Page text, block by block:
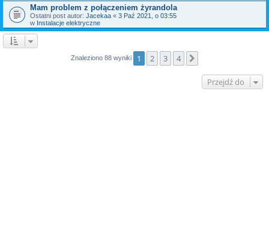
Mam problem z połączeniem żyrandola
Ostatni post autor: Jacekaa « 3 Paź 2021, o 03:55
w Instalacje elektryczne
Znaleziono 88 wyniki 1 2 3 4
Przejdź do